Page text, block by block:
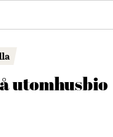
utomhusbio